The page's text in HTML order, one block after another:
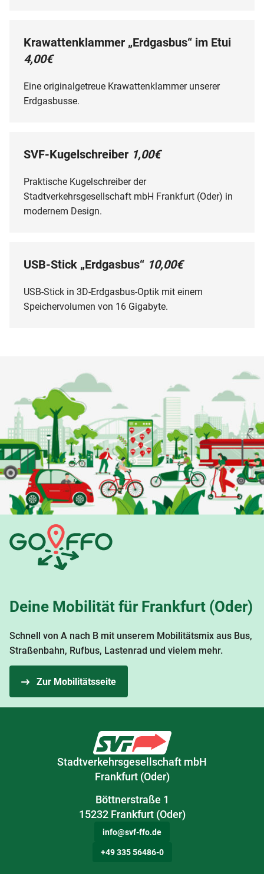
Krawattenklammer „Erdgasbus“ im Etui
4,00€
Eine originalgetreue Krawattenklammer unserer
Erdgasbusse.
SVF-Kugelschreiber 1,00€
Praktische Kugelschreiber der
Stadtverkehrsgesellschaft mbH Frankfurt (Oder) in
modernem Design.
USB-Stick „Erdgasbus“ 10,00€
USB-Stick in 3D-Erdgasbus-Optik mit einem
Speichervolumen von 16 Gigabyte.
Deine Mobilität für Frankfurt (Oder)
Schnell von A nach B mit unserem Mobilitätsmix aus Bus,
Straßenbahn, Rufbus, Lastenrad und vielem mehr.
Zur Mobilitätsseite
Stadtverkehrsgesellschaft mbH
Frankfurt (Oder)
Böttnerstraße 1
15232 Frankfurt (Oder)
info@svf-ffo.de
+49 335 56486-0